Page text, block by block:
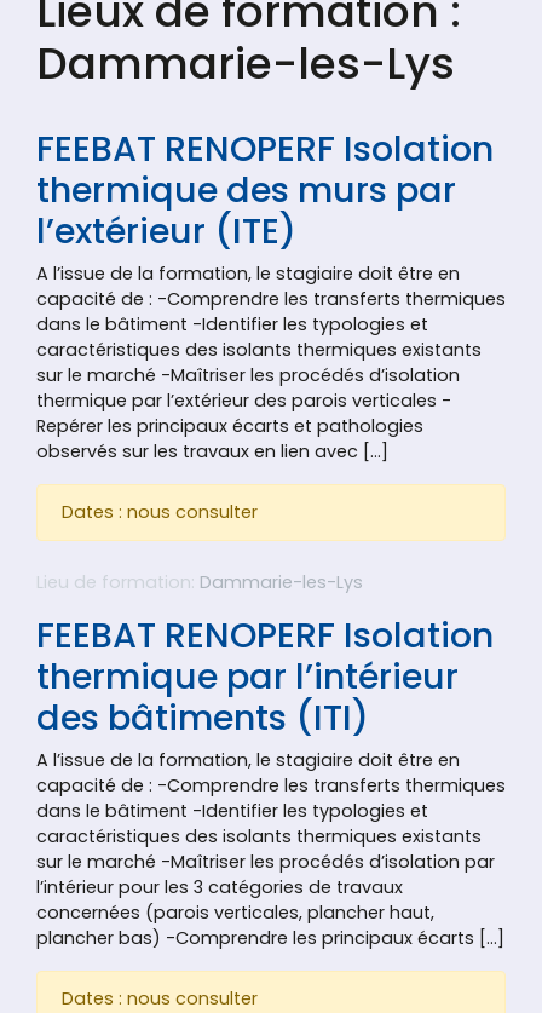
Dammarie-les-Lys
FEEBAT RENOPERF Isolation
thermique des murs par
l’extérieur (ITE)
A l’issue de la formation, le stagiaire doit être en
capacité de : -Comprendre les transferts thermiques
dans le bâtiment -Identifier les typologies et
caractéristiques des isolants thermiques existants
sur le marché -Maîtriser les procédés d’isolation
thermique par l’extérieur des parois verticales -
Repérer les principaux écarts et pathologies
observés sur les travaux en lien avec […]
Dates : nous consulter
Lieu de formation: Dammarie-les-Lys
FEEBAT RENOPERF Isolation
thermique par l’intérieur
des bâtiments (ITI)
A l’issue de la formation, le stagiaire doit être en
capacité de : -Comprendre les transferts thermiques
dans le bâtiment -Identifier les typologies et
caractéristiques des isolants thermiques existants
sur le marché -Maîtriser les procédés d’isolation par
l’intérieur pour les 3 catégories de travaux
concernées (parois verticales, plancher haut,
plancher bas) -Comprendre les principaux écarts […]
Dates : nous consulter